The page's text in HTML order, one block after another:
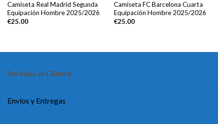
Camiseta Real Madrid Segunda
Equipación Hombre 2025/2026
€25.00
Camiseta FC Barcelona Cuarta
Equipación Hombre 2025/2026
€25.00
Servicio al Cliente
Envíos y Entregas